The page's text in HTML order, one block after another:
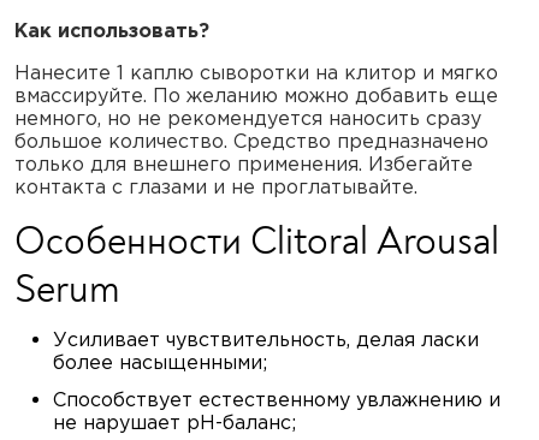
Как использовать?
Нанесите 1 каплю сыворотки на клитор и мягко
вмассируйте. По желанию можно добавить еще
немного, но не рекомендуется наносить сразу
большое количество. Средство предназначено
только для внешнего применения. Избегайте
контакта с глазами и не проглатывайте.
Особенности Clitoral Arousal
Serum
Усиливает чувствительность, делая ласки
более насыщенными;
Способствует естественному увлажнению и
не нарушает pH-баланс;